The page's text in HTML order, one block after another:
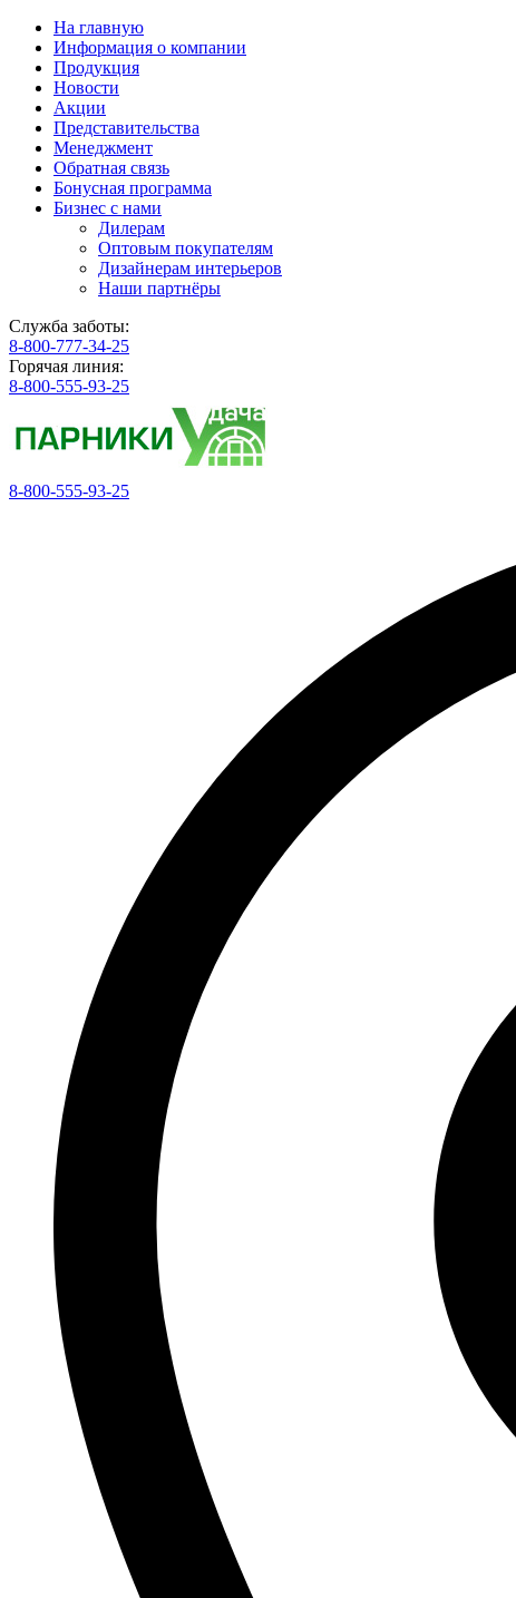
На главную
Информация о компании
Продукция
Новости
Акции
Представительства
Менеджмент
Обратная связь
Бонусная программа
Бизнес с нами
Дилерам
Оптовым покупателям
Дизайнерам интерьеров
Наши партнёры
Служба заботы:
8-800-777-34-25
Горячая линия:
8-800-555-93-25
8-800-555-93-25